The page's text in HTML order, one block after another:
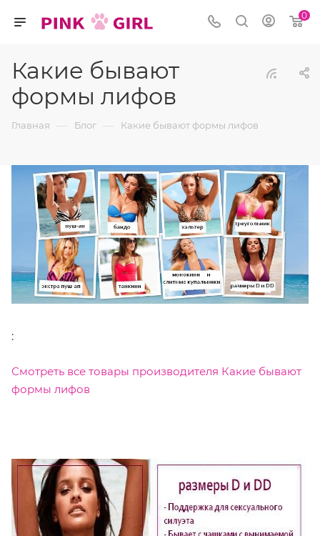
0
Какие бывают
формы лифов
Главная — Блог — Какие бывают формы лифов
:
Смотреть все товары производителя Какие бывают
формы лифов